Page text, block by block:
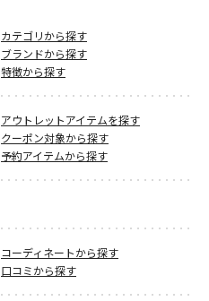
カテゴリから探す
ブランドから探す
特徴から探す
アウトレットアイテムを探す
クーポン対象から探す
予約アイテムから探す
コーディネートから探す
口コミから探す